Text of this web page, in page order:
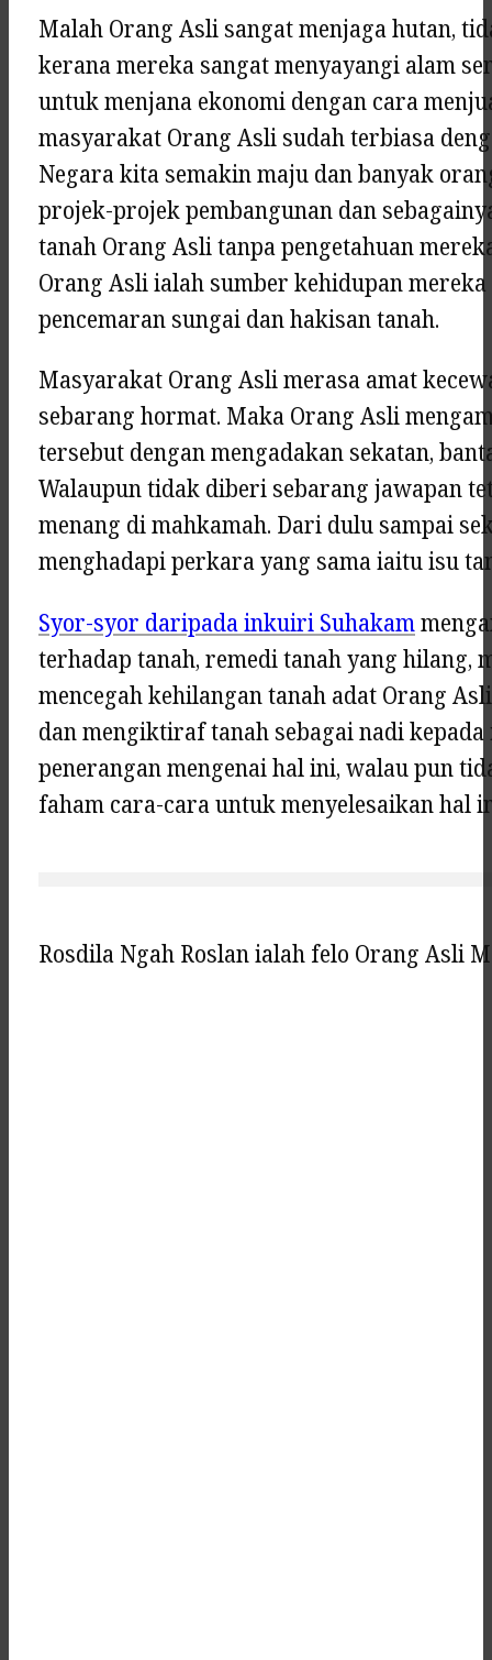
Malah Orang Asli sangat menjaga hutan,
kerana mereka sangat menyayangi alam
untuk menjana ekonomi dengan cara
masyarakat Orang Asli sudah terbiasa
Negara kita semakin maju dan banyak
projek-projek pembangunan dan
tanah Orang Asli tanpa pengetahuan
Orang Asli ialah sumber kehidupan
pencemaran sungai dan hakisan tanah.
Masyarakat Orang Asli merasa amat
sebarang hormat. Maka Orang Asli
tersebut dengan mengadakan sekatan,
Walaupun tidak diberi sebarang jawapan
menang di mahkamah. Dari dulu sampai
menghadapi perkara yang sama iaitu isu
Syor-syor daripada inkuiri Suhakam
terhadap tanah, remedi tanah yang hilang,
mencegah kehilangan tanah adat Orang
dan mengiktiraf tanah sebagai nadi
penerangan mengenai hal ini, walau pun
faham cara-cara untuk menyelesaikan hal
Rosdila Ngah Roslan ialah felo Orang Asli